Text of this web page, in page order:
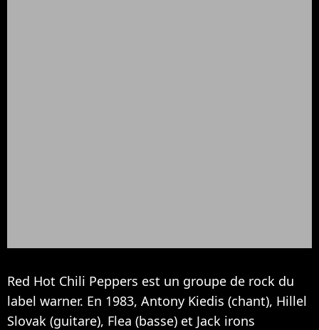
Red Hot Chili Peppers est un groupe de rock du
label warner. En 1983, Antony Kiedis (chant), Hillel
Slovak (guitare), Flea (basse) et Jack irons